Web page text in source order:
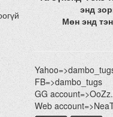
энд
Мөн энд
FB=>dambo_tugs
GG
Web